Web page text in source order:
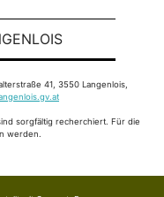
41, 3550 Langenlois,
sorgfältig recherchiert. Für die
werden.